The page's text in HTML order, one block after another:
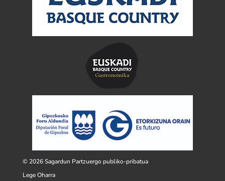
© 2026 Sagardun Partzuergo publiko-pribatua
Lege Oharra